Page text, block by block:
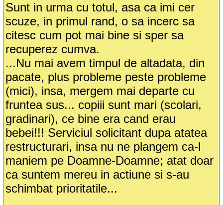
Sunt in urma cu totul, asa ca imi cer
scuze, in primul rand, o sa incerc sa
citesc cum pot mai bine si sper sa
recuperez cumva.
...Nu mai avem timpul de altadata, din
pacate, plus probleme peste probleme
(mici), insa, mergem mai departe cu
fruntea sus... copiii sunt mari (scolari,
gradinari), ce bine era cand erau
bebei!!! Serviciul solicitant dupa atatea
restructurari, insa nu ne plangem ca-l
maniem pe Doamne-Doamne; atat doar
ca suntem mereu in actiune si s-au
schimbat prioritatile...